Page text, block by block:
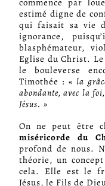
commence par
estimé digne de
qui faisait sa vie
ignorance,
blasphémateur,
Eglise du Christ.
le bouleverse
Timothée : « la
abondante, avec la
Jésus. »
On ne peut être
miséricorde du
profond de nous.
théorie, un
cela. Elle est le
Jésus, le Fils de